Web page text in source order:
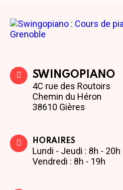
SWINGOPIANO
4C rue des Routoirs
Chemin du Héron
38610 Gières
HORAIRES
Lundi - Jeudi : 8h - 20h
Vendredi : 8h - 19h